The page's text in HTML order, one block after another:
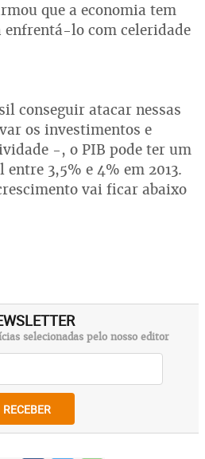
que a economia tem
enfrentá-lo com celeridade
conseguir atacar nessas
os investimentos e
-, o PIB pode ter um
3,5% e 4% em 2013.
vai ficar abaixo
selecionadas pelo nosso editor
RECEBER